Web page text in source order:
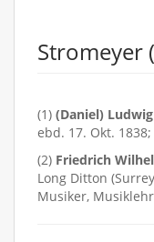
Stromeyer
(1) (Daniel) Ludwig
ebd. 17. Okt.
(2) Friedrich
Long Ditton
Musiker,